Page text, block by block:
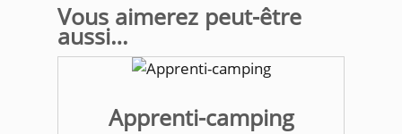
Vous aimerez peut-être
aussi…
Apprenti-camping